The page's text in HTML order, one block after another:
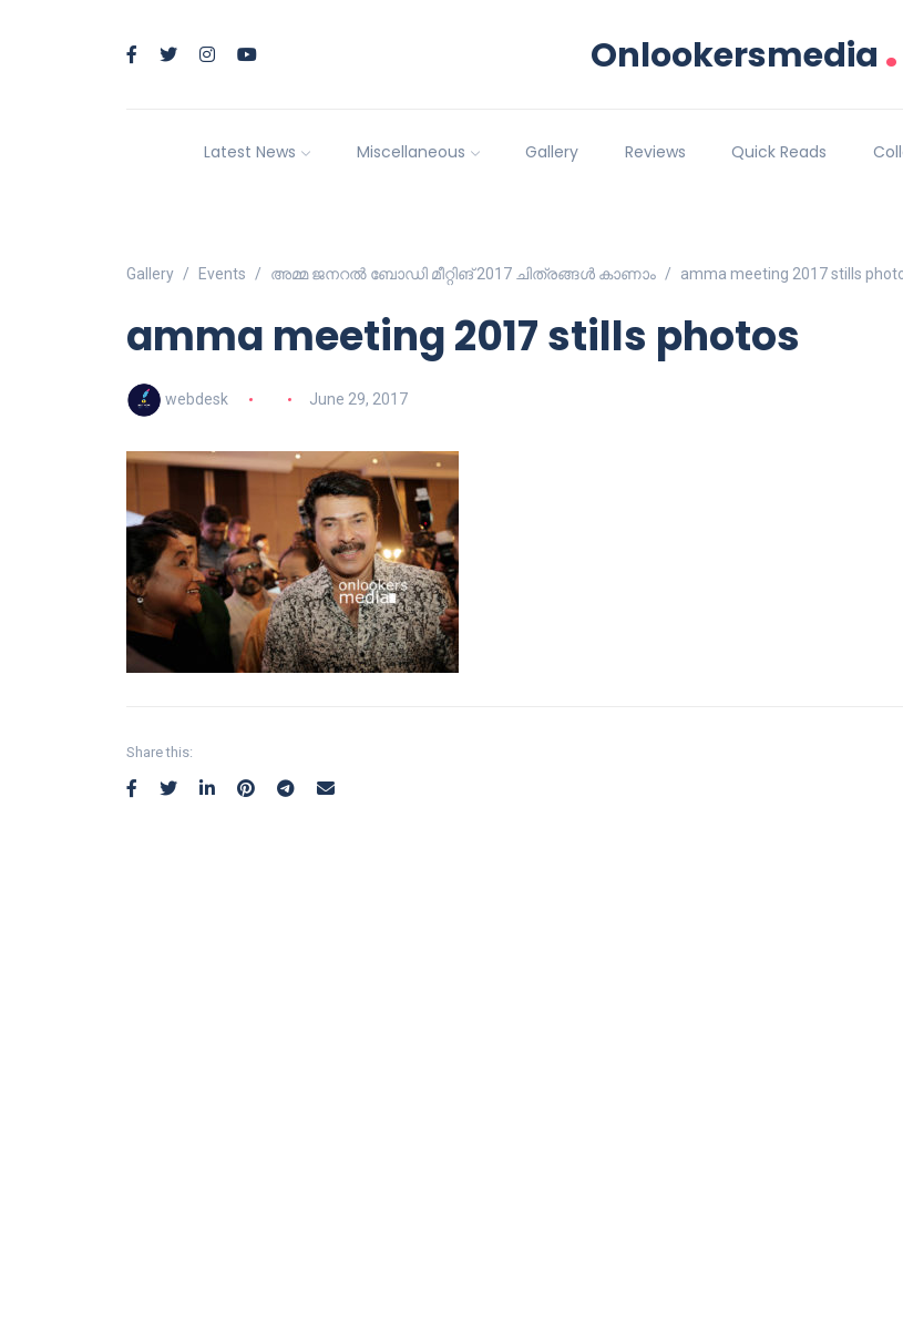
Onlookersmedia .
Latest News Miscellaneous Gallery Reviews Quick Reads
Gallery Events അമ്മ ജനറല്‍ ബോഡി മീറ്റിങ് 2017 ചിത്രങ്ങള്‍ കാണാം amma meeting 2017 stills
amma meeting 2017 stills photos
webdesk June 29, 2017
Share this: